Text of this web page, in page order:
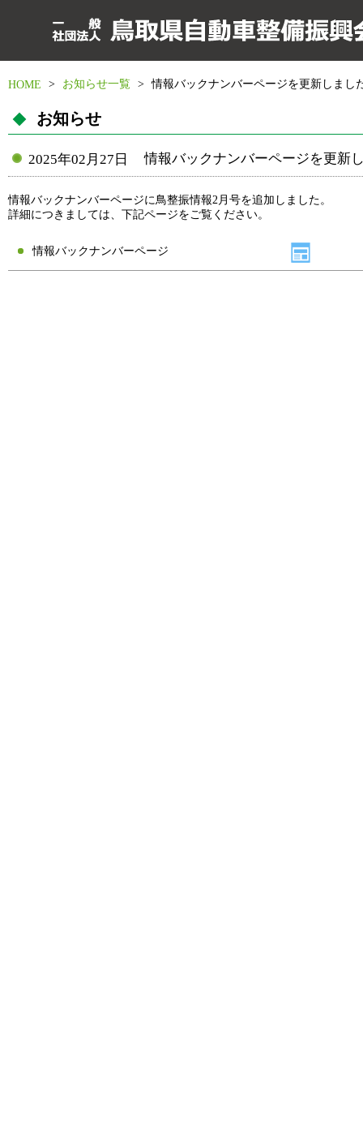
HOME > お知らせ一覧 > 情報バックナンバーページを更新しまし
お知らせ
2025年02月27日 情報バックナンバーページを更新
情報バックナンバーページに鳥整振情報2月号を追加しました。
詳細につきましては、下記ページをご覧ください。
情報バックナンバーページ